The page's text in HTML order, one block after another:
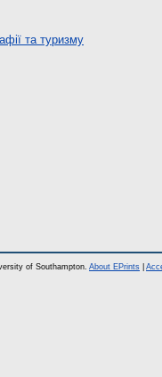
та туризму
of Southampton. About EPrints